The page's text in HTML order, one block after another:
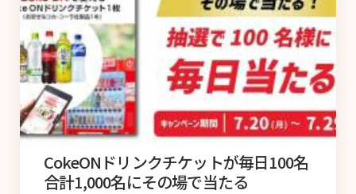
CokeONドリンクチケットが毎日100名
合計1,000名にその場で当たる